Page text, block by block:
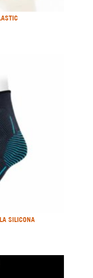
SILICONA